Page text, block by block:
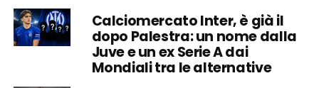
Calciomercato Inter, è già il
dopo Palestra: un nome dalla
Juve e un ex Serie A dai
Mondiali tra le alternative